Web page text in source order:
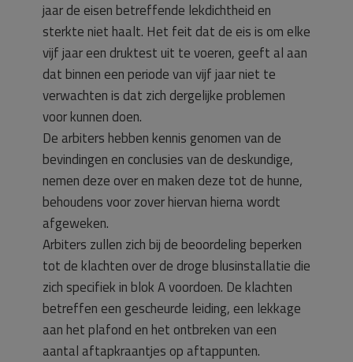
jaar de eisen betreffende lekdichtheid en
sterkte niet haalt. Het feit dat de eis is om elke
vijf jaar een druktest uit te voeren, geeft al aan
dat binnen een periode van vijf jaar niet te
verwachten is dat zich dergelijke problemen
voor kunnen doen.
De arbiters hebben kennis genomen van de
bevindingen en conclusies van de deskundige,
nemen deze over en maken deze tot de hunne,
behoudens voor zover hiervan hierna wordt
afgeweken.
Arbiters zullen zich bij de beoordeling beperken
tot de klachten over de droge blusinstallatie die
zich specifiek in blok A voordoen. De klachten
betreffen een gescheurde leiding, een lekkage
aan het plafond en het ontbreken van een
aantal aftapkraantjes op aftappunten.